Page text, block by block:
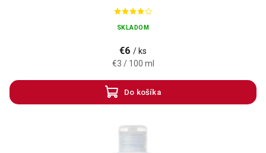
SKLADOM
€6/ ks
€3 / 100 ml
Do košíka